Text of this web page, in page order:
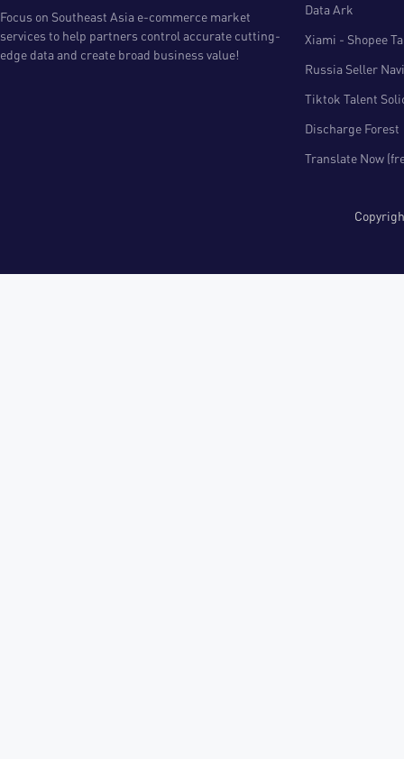
Focus on Southeast Asia e-commerce market
services to help partners control accurate cutting-
edge data and create broad business value!
Data Ark
Xiami - Shopee
Russia Seller
Tiktok Talent
Discharge Forest
Translate Now